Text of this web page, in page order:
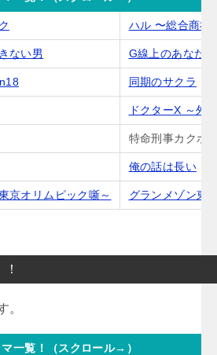
ハル 〜総合商社
ない男 G線上のあなた
同期のサクラ
ドクターX ～外
特命刑事カクホ
俺の話は長い
京オリムピック噺～ グランメゾン東
一覧！（スクロール→）